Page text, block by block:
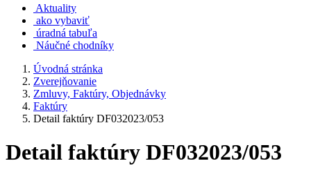
Aktuality
ako vybaviť
úradná tabuľa
Náučné chodníky
Úvodná stránka
Zverejňovanie
Zmluvy, Faktúry, Objednávky
Faktúry
Detail faktúry DF032023/053
Detail faktúry DF032023/053